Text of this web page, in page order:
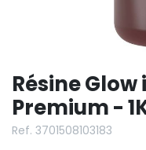
Résine
Premium -
Ref. 3701508103183